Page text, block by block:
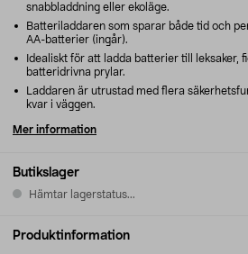
Butikslager
Hämtar lagerstatus...
snabbladdning eller ekoläge.
Batteriladdaren som sparar både tid och
AA-batterier (ingår).
Idealiskt för att ladda batterier till leksaker,
batteridrivna prylar.
Laddaren är utrustad med flera
kvar i väggen.
Mer information
Produktinformation